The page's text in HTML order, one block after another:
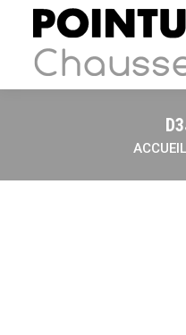
Vous
ACCUEIL